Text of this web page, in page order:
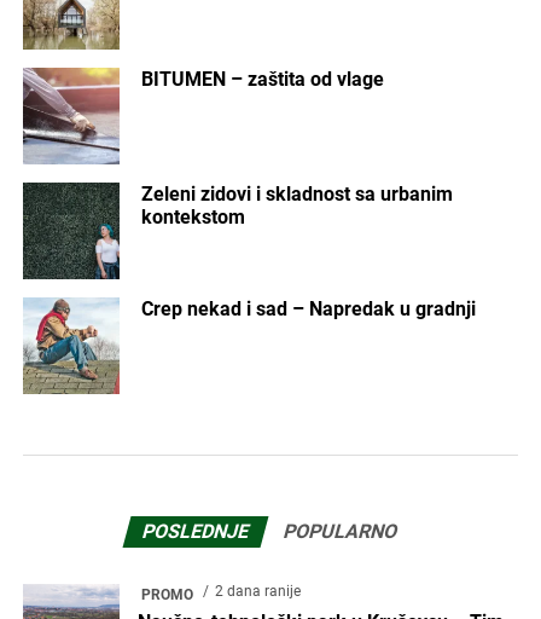
BITUMEN – zaštita od vlage
Zeleni zidovi i skladnost sa urbanim
kontekstom
Crep nekad i sad – Napredak u gradnji
POSLEDNJE POPULARNO
PROMO 2 dana ranije